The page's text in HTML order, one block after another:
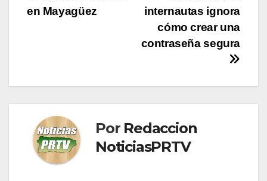
internautas ignora
cómo crear una
contraseña segura
en Mayagüez
Por Redaccion
NoticiasPRTV